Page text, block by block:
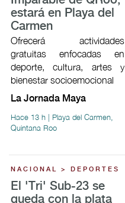
estará en Playa del
Carmen
Ofrecerá actividades
gratuitas enfocadas en
deporte, cultura, artes y
bienestar socioemocional
La Jornada Maya
Hace 13 h | Playa del Carmen,
Quintana Roo
NACIONAL > DEPORTES
El 'Tri' Sub-23 se
queda con la plata